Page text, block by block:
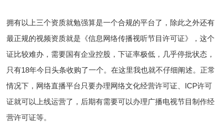
拥有以上三个资质就勉强算是一个合规的平台了，除此之外还有
最正规的视频资质就是《信息网络传播视听节目许可证》，这个
证比较难办，需要国有企业控股，下证率极低，几乎停批状态，
只有18年今日头条收购了一个。在这里我也就不仔细阐述。正常
情况下，网络直播平台只要办理网络文化经营许可证、ICP许可
证就可以上线运营了，后期有需要可以办理广播电视节目制作经
营许可证等。